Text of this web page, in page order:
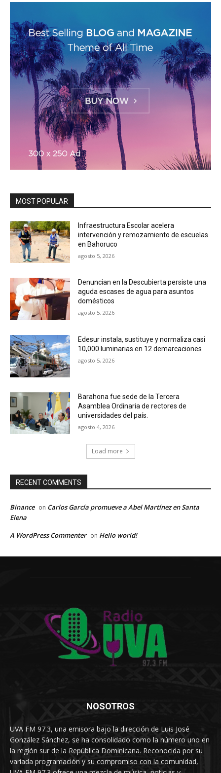
MOST POPULAR
Infraestructura Escolar acelera
intervención y remozamiento de escuelas
en Bahoruco
agosto 5, 2026
Denuncian en la Descubierta persiste una
aguda escases de agua para asuntos
domésticos
agosto 5, 2026
Edesur instala, sustituye y normaliza casi
10,000 luminarias en 12 demarcaciones
agosto 5, 2026
Barahona fue sede de la Tercera
Asamblea Ordinaria de rectores de
universidades del país.
agosto 4, 2026
Load more
RECENT COMMENTS
Binance on Carlos García promueve a Abel Martínez en Santa
Elena
A WordPress Commenter on Hello world!
NOSOTROS
UVA FM 97.3, una emisora bajo la dirección de Luis José
González Sánchez, se ha consolidado como la número uno en
la región sur de la República Dominicana. Reconocida por su
variada programación y su compromiso con la comunidad,